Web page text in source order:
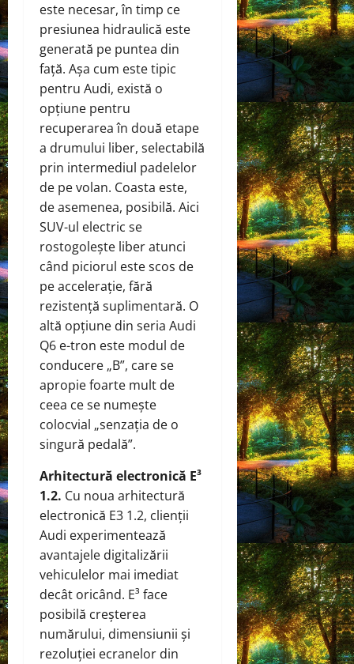
este necesar, în timp ce
presiunea hidraulică este
generată pe puntea din
față. Așa cum este tipic
pentru Audi, există o
opțiune pentru
recuperarea în două etape
a drumului liber, selectabilă
prin intermediul padelelor
de pe volan. Coasta este,
de asemenea, posibilă. Aici
SUV-ul electric se
rostogolește liber atunci
când piciorul este scos de
pe accelerație, fără
rezistență suplimentară. O
altă opțiune din seria Audi
Q6 e-tron este modul de
conducere „B”, care se
apropie foarte mult de
ceea ce se numește
colocvial „senzația de o
singură pedală”.
Arhitectură electronică E³
1.2. Cu noua arhitectură
electronică E3 1.2, clienții
Audi experimentează
avantajele digitalizării
vehiculelor mai imediat
decât oricând. E³ face
posibilă creșterea
numărului, dimensiunii și
rezoluției ecranelor din